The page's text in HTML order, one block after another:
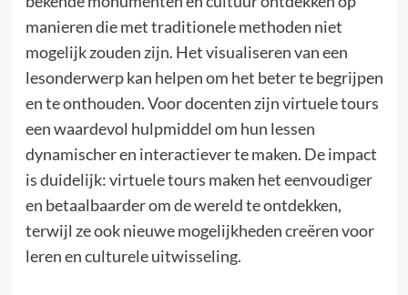
manieren die met traditionele methoden niet
mogelijk zouden zijn. Het visualiseren van een
lesonderwerp kan helpen om het beter te begrijpen
en te onthouden. Voor docenten zijn virtuele tours
een waardevol hulpmiddel om hun lessen
dynamischer en interactiever te maken. De impact
is duidelijk: virtuele tours maken het eenvoudiger
en betaalbaarder om de wereld te ontdekken,
terwijl ze ook nieuwe mogelijkheden creëren voor
leren en culturele uitwisseling.